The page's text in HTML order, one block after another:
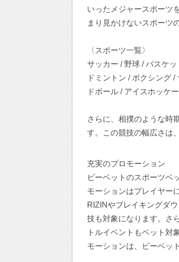
いったメジャースポーツ
まり見かけないスポーツ
〈スポーツ一覧〉
サッカー / 野球 / バスケ
ドミントン / ボクシング
ドボール / アイスホッケ
さらに、相撲のような時
す。この競技の幅広さは
充実のプロモーション
ビーベットのスポーツベ
モーションはプレイヤー
RIZINやブレイキングダ
技も対象になります。さ
トルイベントもベット対
モーションは、ビーベッ